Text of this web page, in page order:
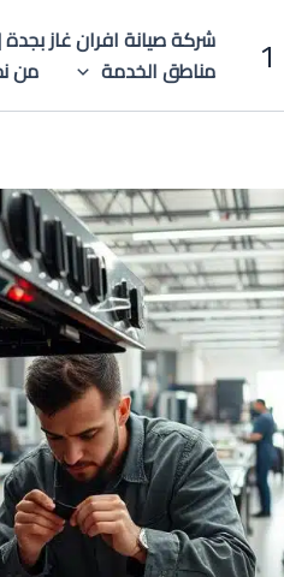
شركة صيانة افران غاز
مناطق الخدمة
من